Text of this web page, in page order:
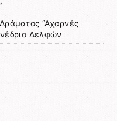
“Αχαρνές
Δελφών